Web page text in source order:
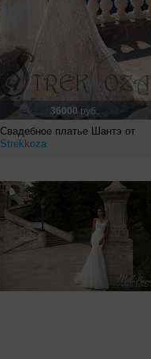
36000 руб.
Свадебное платье Шантэ от
Strekkoza